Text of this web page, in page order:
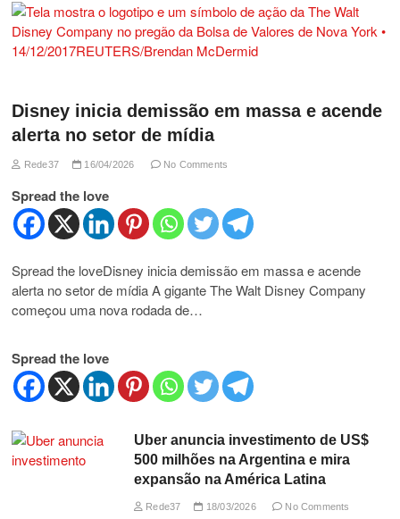
Disney inicia demissão em massa e acende
alerta no setor de mídia
Rede37 16/04/2026 No Comments
Spread the love
Spread the loveDisney inicia demissão em massa e acende
alerta no setor de mídia A gigante The Walt Disney Company
começou uma nova rodada de…
Spread the love
Uber anuncia investimento de US$
500 milhões na Argentina e mira
expansão na América Latina
Rede37 18/03/2026 No Comments